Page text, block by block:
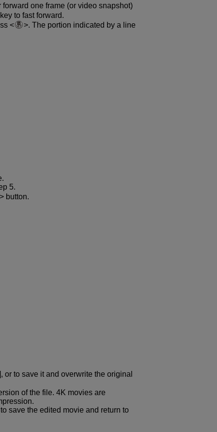
one frame (or video snapshot)
to fast forward.
. The portion indicated by a line
5.
button.
or to save it and overwrite the original
of the file. 4K movies are
save the edited movie and return to